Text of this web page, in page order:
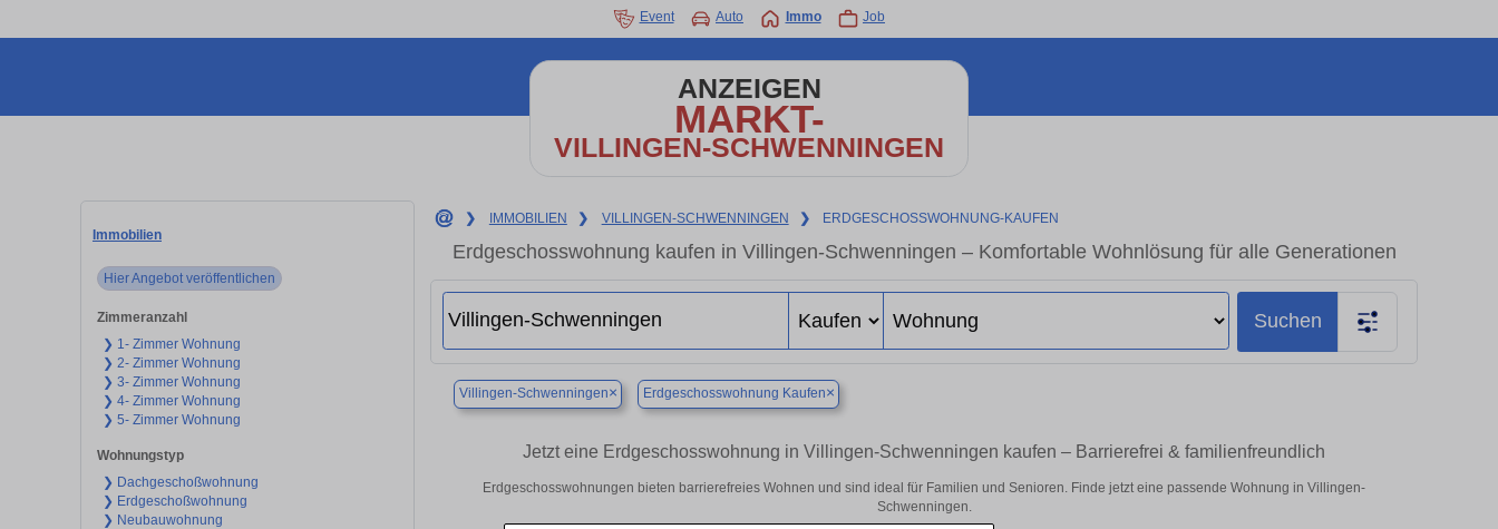
Event Auto Immo Job
ANZEIGEN
MARKT-
VILLINGEN-SCHWENNINGEN
Immobilien
Hier Angebot veröffentlichen
Zimmeranzahl
❯ 1- Zimmer Wohnung
❯ 2- Zimmer Wohnung
❯ 3- Zimmer Wohnung
❯ 4- Zimmer Wohnung
❯ 5- Zimmer Wohnung
Wohnungstyp
❯ Dachgeschoßwohnung
❯ Erdgeschoßwohnung
❯ Neubauwohnung
❯ IMMOBILIEN ❯ VILLINGEN-SCHWENNINGEN ❯ ERDGESCHOSSWOHNUNG-KAUFEN
Erdgeschosswohnung kaufen in Villingen-Schwenningen – Komfortable Wohnlösung für alle Generationen
Suchen
Villingen-Schwenningen× Erdgeschosswohnung Kaufen×
Jetzt eine Erdgeschosswohnung in Villingen-Schwenningen kaufen – Barrierefrei & familienfreundlich
Erdgeschosswohnungen bieten barrierefreies Wohnen und sind ideal für Familien und Senioren. Finde jetzt eine passende Wohnung in Villingen-
Schwenningen.